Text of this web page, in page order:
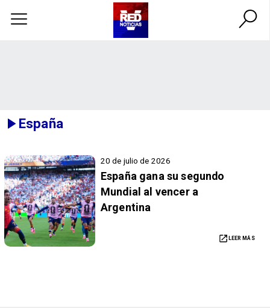
España
20 de julio de 2026
España gana su segundo
Mundial al vencer a
Argentina
LEER MÁS